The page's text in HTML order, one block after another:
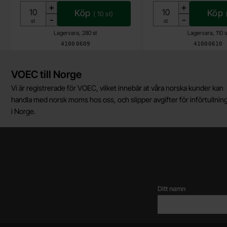
Art. nr
4100 0609
Lagervara, 280 st
Enhet:
st
+
-
Köp ( 10 st)
Art. nr
4100 0610
Lagervara, 110
Enhet:
st
+
-
Köp (
Kort allmän information
VOEC till Norge
Vi är registrerade för VOEC, vilket innebär at våra norska kunder kan
handla med norsk moms hos oss, och slipper avgifter för införtullning
i Norge.
Ditt namn